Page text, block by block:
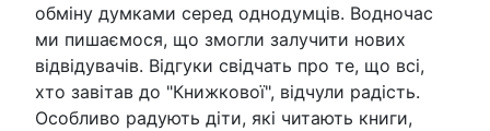
обміну думками серед однодумців. Водночас
ми пишаємося, що змогли залучити нових
відвідувачів. Відгуки свідчать про те, що всі,
хто завітав до "Книжкової", відчули радість.
Особливо радують діти, які читають книги,